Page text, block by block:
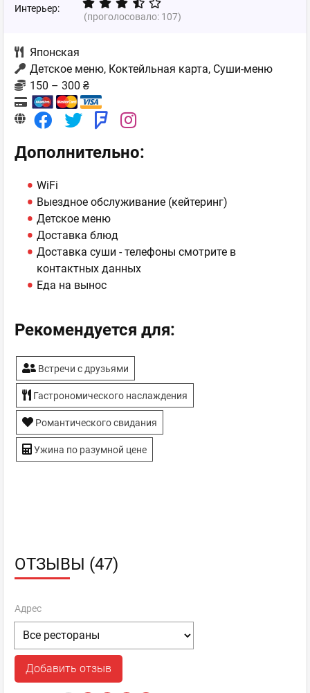
Интерьер:
(проголосовало: 107)
Японская
Детское меню, Коктейльная карта, Суши-меню
150 – 300 ₴
Дополнительно:
WiFi
Выездное обслуживание (кейтеринг)
Детское меню
Доставка блюд
Доставка суши - телефоны смотрите в
контактных данных
Еда на вынос
Рекомендуется для:
Встречи с друзьями
Гастрономического наслаждения
Романтического свидания
Ужина по разумной цене
ОТЗЫВЫ (47)
Адрес
Добавить отзыв